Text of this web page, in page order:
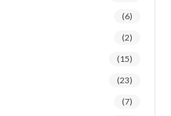
(6)
(2)
(15)
(23)
(7)